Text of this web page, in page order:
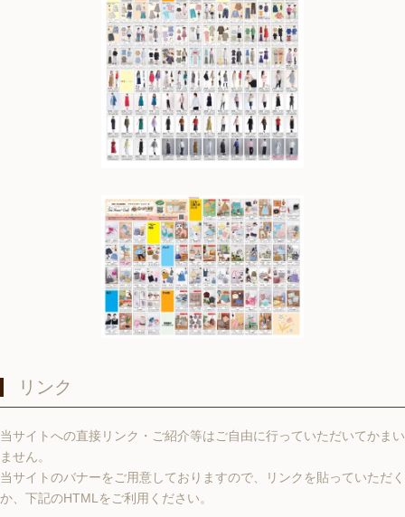
リンク
当サイトへの直接リンク・ご紹介等はご自由に行っていただいてかまい
ません。
当サイトのバナーをご用意しておりますので、リンクを貼っていただく
か、下記のHTMLをご利用ください。